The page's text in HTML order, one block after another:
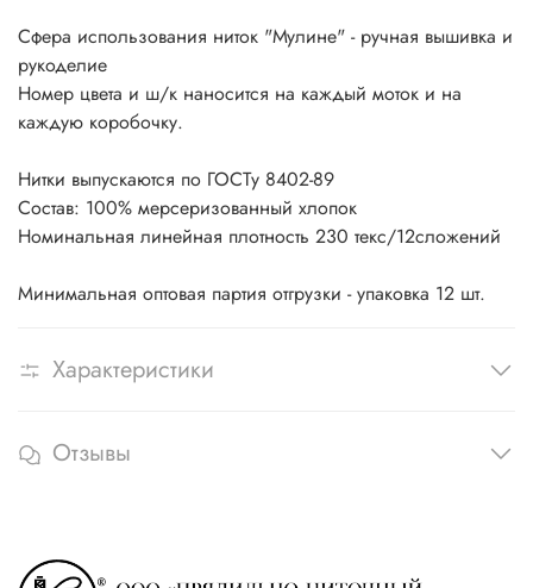
Сфера использования ниток "Мулине" - ручная вышивка и
рукоделие
Номер цвета и ш/к наносится на каждый моток и на
каждую коробочку.
Нитки выпускаются по ГОСТу 8402-89
Состав: 100% мерсеризованный хлопок
Номинальная линейная плотность 230 текс/12сложений
Минимальная оптовая партия отгрузки - упаковка 12 шт.
Характеристики
Отзывы